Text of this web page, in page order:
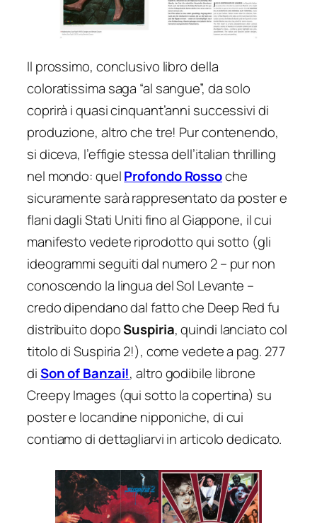
Il prossimo, conclusivo libro della
coloratissima saga “al sangue”, da solo
coprirà i quasi cinquant’anni successivi di
produzione, altro che tre! Pur contenendo,
si diceva, l’effigie stessa dell’italian thrilling
nel mondo: quelProfondo Rossoche
sicuramente sarà rappresentato da poster e
flani dagli Stati Uniti fino al Giappone, il cui
manifesto vedete riprodotto qui sotto (gli
ideogrammi seguiti dal numero 2 – pur non
conoscendo la lingua del Sol Levante –
credo dipendano dal fatto che Deep Redfu
distribuito dopoSuspiria, quindi lanciato col
titolo diSuspiria 2!), come vedete a pag. 277
diSon of Banzai!, altro godibile librone
Creepy Images (qui sotto la copertina) su
poster e locandine nipponiche, di cui
contiamo di dettagliarvi in articolo dedicato.